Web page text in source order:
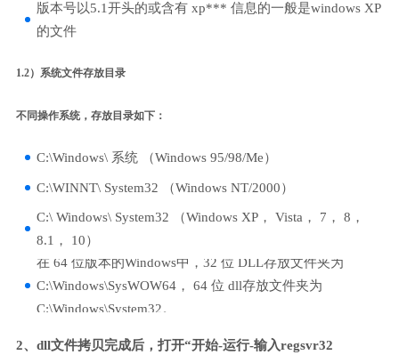
版本号以5.1开头的或含有 xp*** 信息的一般是windows XP
的文件
1.2）系统文件存放目录
不同操作系统，存放目录如下：
C:\Windows\ 系统 （Windows 95/98/Me）
C:\WINNT\ System32 （Windows NT/2000）
C:\ Windows\ System32 （Windows XP， Vista， 7， 8，
8.1， 10）
在 64 位版本的Windows中，32 位 DLL存放文件夹为
C:\Windows\SysWOW64， 64 位 dll存放文件夹为
C:\Windows\System32。
2、dll文件拷贝完成后，打开“开始-运行-输入regsvr32